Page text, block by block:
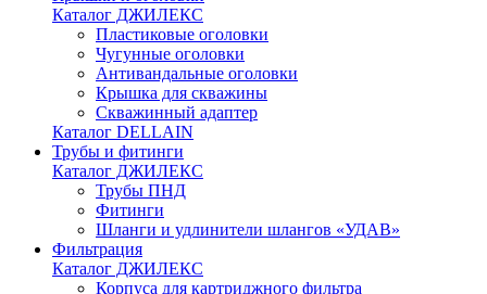
Каталог ДЖИЛЕКС
Пластиковые оголовки
Чугунные оголовки
Антивандальные оголовки
Крышка для скважины
Скважинный адаптер
Каталог DELLAIN
Трубы и фитинги
Каталог ДЖИЛЕКС
Трубы ПНД
Фитинги
Шланги и удлинители шлангов «УДАВ»
Фильтрация
Каталог ДЖИЛЕКС
Корпуса для картриджного фильтра